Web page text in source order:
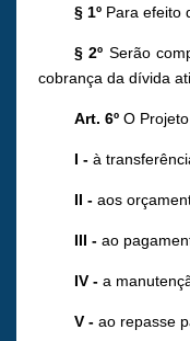
§ 1º Para efeito
§ 2º Serão
cobrança da dívida
Art. 6º O
I - à
II - aos
III - ao
IV - a
V - ao repasse